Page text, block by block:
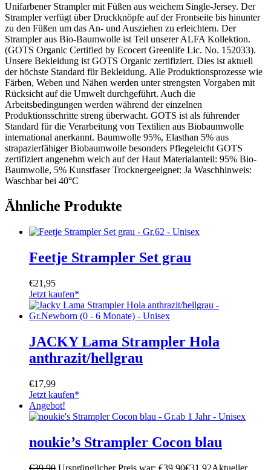
Unifarbener Strampler mit Füßen aus weichem Single-Jersey. Der
Strampler verfügt über Druckknöpfe auf der Frontseite bis hinunter
zu den Füßen um das An- und Ausziehen zu erleichtern. Der
Strampler aus Bio-Baumwolle ist Teil unserer ALFA Kollektion.
(GOTS Organic Certified by Ecocert Greenlife Lic. No. 152033).
Unsere Bekleidung ist GOTS Organic zertifiziert. Dies ist aktuell
der höchste Standard für Bekleidung. Alle Produktionsprozesse wie
Färben, Weben und Nähen werden unter strengsten Vorgaben mit
Rücksicht auf die Umwelt durchgeführt. Auch die
Arbeitsbedingungen werden während der einzelnen
Produktionsschritte streng überwacht. GOTS ist als führender
Standard für die Verarbeitung von Textilien aus Biobaumwolle
international anerkannt. Baumwolle 95%, Elasthan 5% aus
strapazierfähiger Biobaumwolle besonders Pflegeleicht GOTS
zertifiziert angenehm weich auf der Haut Materialanteil: 95% Bio-
Baumwolle, 5% Kunstfaser Trocknergeeignet: Ja Waschhinweis:
Waschbar bei 40°C
Ähnliche Produkte
Feetje Strampler Set grau
€21,95
Jetzt kaufen*
JACKY Lama Strampler Hola
anthrazit/hellgrau
€17,99
Jetzt kaufen*
Angebot!
noukie’s Strampler Cocon blau
€39,90 Ursprünglicher Preis war: €39,90€31,92Aktueller